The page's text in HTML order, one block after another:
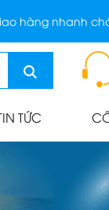
hàng nhanh
TỨC